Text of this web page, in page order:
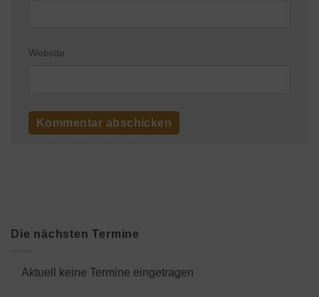
Website
Die nächsten Termine
Aktuell keine Termine eingetragen